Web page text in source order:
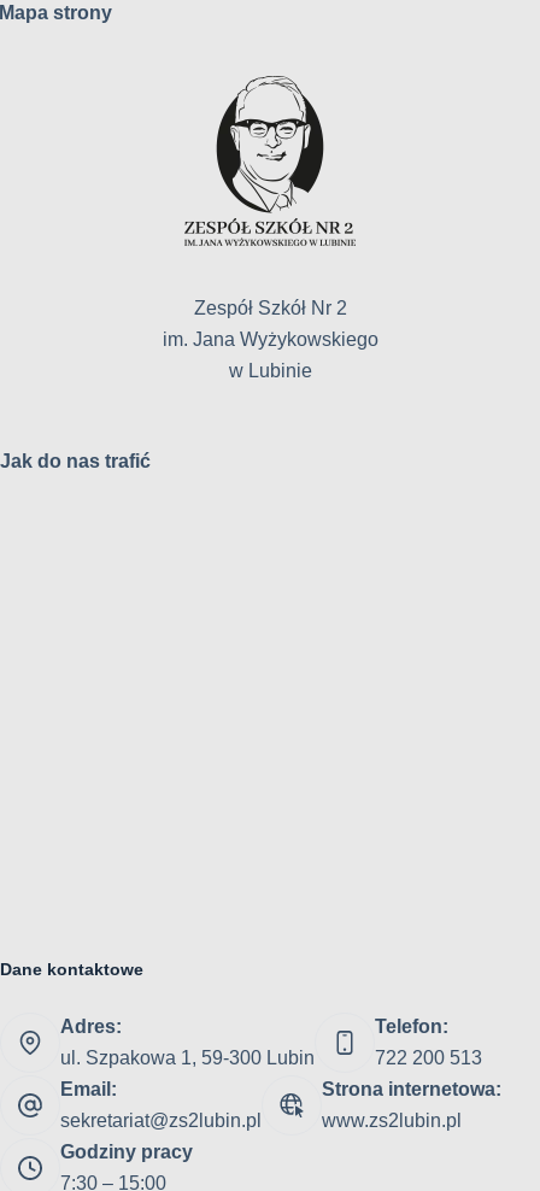
Mapa strony
Zespół Szkół Nr 2
im. Jana Wyżykowskiego
w Lubinie
Jak do nas trafić
Dane kontaktowe
Adres:
ul. Szpakowa 1, 59-300 Lubin
Telefon:
722 200 513
Email:
sekretariat@zs2lubin.pl
Strona internetowa:
www.zs2lubin.pl
Godziny pracy
7:30 – 15:00